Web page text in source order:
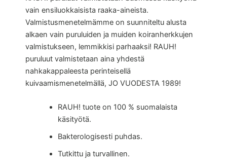
vain ensiluokkaisista raaka-aineista.
Valmistusmenetelmämme on suunniteltu alusta
alkaen vain puruluiden ja muiden koiranherkkujen
valmistukseen, lemmikkisi parhaaksi! RAUH!
puruluut valmistetaan aina yhdestä
nahkakappaleesta perinteisellä
kuivaamismenetelmällä, JO VUODESTA 1989!
RAUH! tuote on 100 % suomalaista
käsityötä.
Bakterologisesti puhdas.
Tutkittu ja turvallinen.